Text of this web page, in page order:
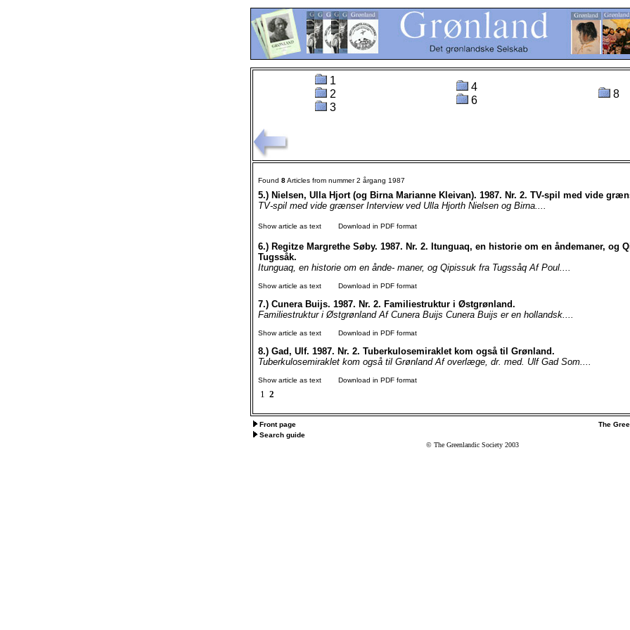
1
2
3
4
6
8
Found 8Articles from nummer 2 årgang 1987
5.) Nielsen, Ulla Hjort (og Birna Marianne Kleivan). 1987. Nr. 2. TV-spil med vide
TV-spil med vide grænser Interview ved Ulla Hjorth Nielsen og Birna....
Show article as text Download in PDF format
6.) Regitze Margrethe Søby. 1987. Nr. 2. Itunguaq, en historie om en åndemaner, og
Tugssåk.
Itunguaq, en historie om en ånde- maner, og Qipissuk fra Tugssåq Af Poul....
Show article as text Download in PDF format
7.) Cunera Buijs. 1987. Nr. 2. Familiestruktur i Østgrønland.
Familiestruktur i Østgrønland Af Cunera Buijs Cunera Buijs er en hollandsk....
Show article as text Download in PDF format
8.) Gad, Ulf. 1987. Nr. 2. Tuberkulosemiraklet kom også til Grønland.
Tuberkulosemiraklet kom også til Grønland Af overlæge, dr. med. Ulf Gad Som....
Show article as text Download in PDF format
1 2
Front page
The
Search guide
© The Greenlandic Society 2003